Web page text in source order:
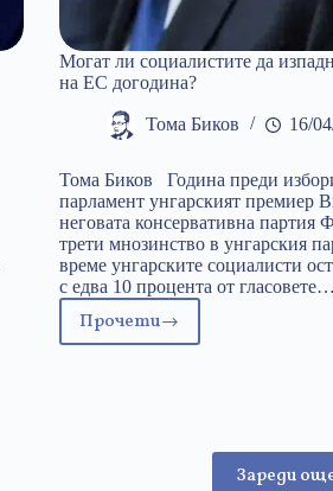
Могат ли социалистите да
на ЕС догодина?
Тома Биков 16/
Тома Биков Година преди
парламент унгарският премиер
неговата консервативна
трети мнозинство в унгарския
време унгарските социалисти
с едва 10 процента от гласовете…
Прочети
Могат
управлениетоЗареди